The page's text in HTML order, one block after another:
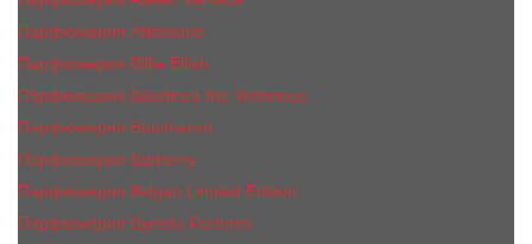
Парфюмерия Atkinsons
Парфюмерия Billie Eilish
Парфюмерия Boadicea the Victorious
Парфюмерия Boucheron
Парфюмерия Burberry
Парфюмерия Bvlgari Limited Edition
Парфюмерия Byredo Parfums